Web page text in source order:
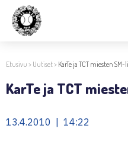
Etusivu > Uutiset> KarTe ja TCT miesten SM-
KarTe ja TCT
13.4.2010 | 14:22